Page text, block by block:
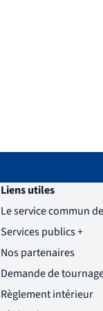
Liens utiles
Le service commun
Services publics +
(nouvelle fenêtre)
Nos partenaires
Demande de
(nouvelle fenêtre)
Règlement intérieur
(nouvelle fenêtre)